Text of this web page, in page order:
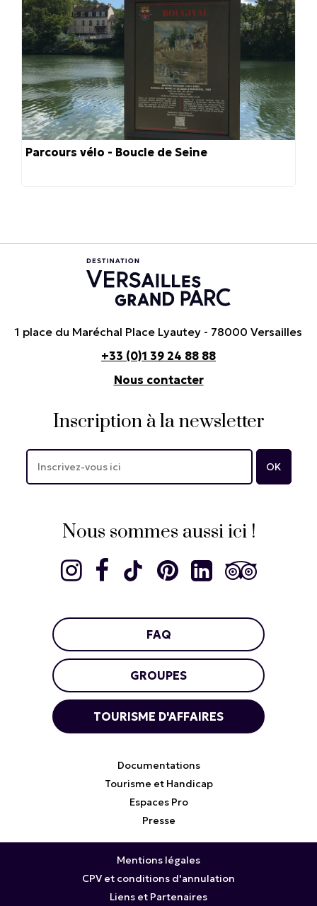
Parcours vélo - Boucle de Seine
1 place du Maréchal Place Lyautey - 78000 Versailles
+33 (0)1 39 24 88 88
Nous contacter
Inscription à la newsletter
Nous sommes aussi ici !
FAQ
GROUPES
TOURISME D'AFFAIRES
Documentations
Tourisme et Handicap
Espaces Pro
Presse
Mentions légales
CPV et conditions d'annulation
Liens et Partenaires